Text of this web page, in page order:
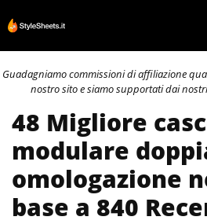
al
contenuto
Guadagniamo commissioni di affiliazione
nostro sito e siamo supportati dai
48 Migliore
modulare
omologazione
base a 840